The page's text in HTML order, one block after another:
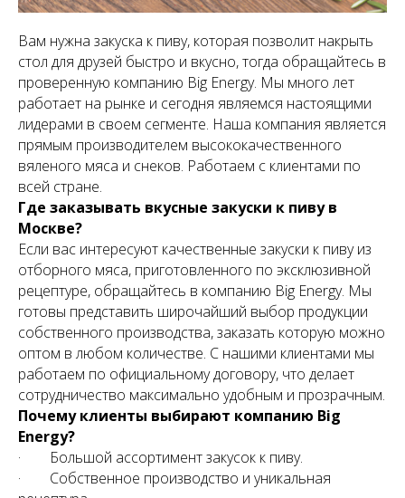
Вам нужна закуска к пиву, которая позволит накрыть
стол для друзей быстро и вкусно, тогда обращайтесь в
проверенную компанию Big Energy. Мы много лет
работает на рынке и сегодня являемся настоящими
лидерами в своем сегменте. Наша компания является
прямым производителем высококачественного
вяленого мяса и снеков. Работаем с клиентами по
всей стране.
Где заказывать вкусные закуски к пиву в
Москве?
Если вас интересуют качественные закуски к пиву из
отборного мяса, приготовленного по эксклюзивной
рецептуре, обращайтесь в компанию Big Energy. Мы
готовы представить широчайший выбор продукции
собственного производства, заказать которую можно
оптом в любом количестве. С нашими клиентами мы
работаем по официальному договору, что делает
сотрудничество максимально удобным и прозрачным.
Почему клиенты выбирают компанию Big
Energy?
· Большой ассортимент закусок к пиву.
· Собственное производство и уникальная